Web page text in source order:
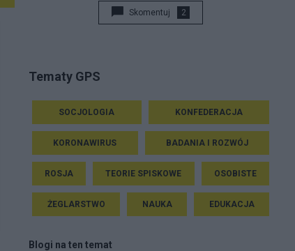
Skomentuj 2
Tematy GPS
SOCJOLOGIA KONFEDERACJA
KORONAWIRUS BADANIA I ROZWÓJ
ROSJA TEORIE SPISKOWE OSOBISTE
ŻEGLARSTWO NAUKA EDUKACJA
Blogi na ten temat